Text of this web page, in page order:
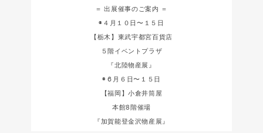
＝ 出展催事のご案内 ＝
◉４月１０日〜１５日
【栃木】東武宇都宮百貨店
５階イベントプラザ
『北陸物産展』
◉６月６日〜１５日
【福岡】小倉井筒屋
本館8階催場
『加賀能登金沢物産展』